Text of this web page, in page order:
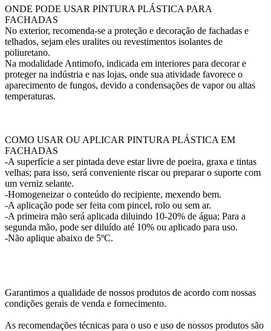
ONDE PODE USAR PINTURA PLÁSTICA PARA
FACHADAS
No exterior, recomenda-se a proteção e decoração de fachadas e
telhados, sejam eles uralites ou revestimentos isolantes de
poliuretano.
Na modalidade Antimofo, indicada em interiores para decorar e
proteger na indústria e nas lojas, onde sua atividade favorece o
aparecimento de fungos, devido a condensações de vapor ou altas
temperaturas.
COMO USAR OU APLICAR PINTURA PLÁSTICA EM
FACHADAS
-A superfície a ser pintada deve estar livre de poeira, graxa e tintas
velhas; para isso, será conveniente riscar ou preparar o suporte com
um verniz selante.
-Homogeneizar o conteúdo do recipiente, mexendo bem.
-A aplicação pode ser feita com pincel, rolo ou sem ar.
-A primeira mão será aplicada diluindo 10-20% de água; Para a
segunda mão, pode ser diluído até 10% ou aplicado para uso.
-Não aplique abaixo de 5ºC.
Garantimos a qualidade de nossos produtos de acordo com nossas
condições gerais de venda e fornecimento.
As recomendações técnicas para o uso e uso de nossos produtos são